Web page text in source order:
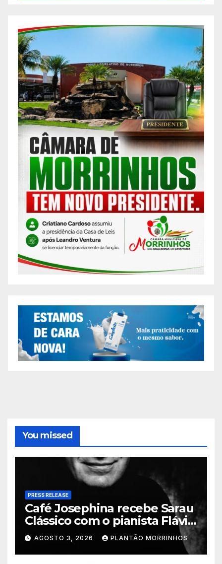
You missed
PRESS RELEASE
Café Josephina recebe Sarau
Clássico com o pianista Flávio
Varani nesta terça-feira
AGOSTO 3, 2026 PLANTÃO MORRINHOS